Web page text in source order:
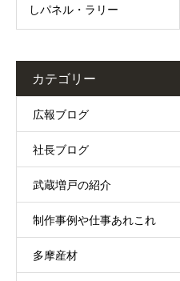
しパネル・ラリー
カテゴリー
広報ブログ
社長ブログ
武蔵増戸の紹介
制作事例や仕事あれこれ
多摩産材